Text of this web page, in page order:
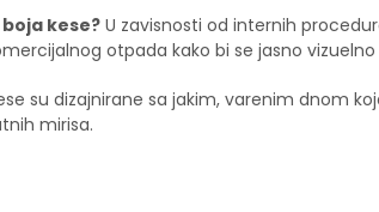
kese? U zavisnosti od internih
otpada kako bi se jasno
kese su dizajnirane sa jakim, varenim
mirisa.